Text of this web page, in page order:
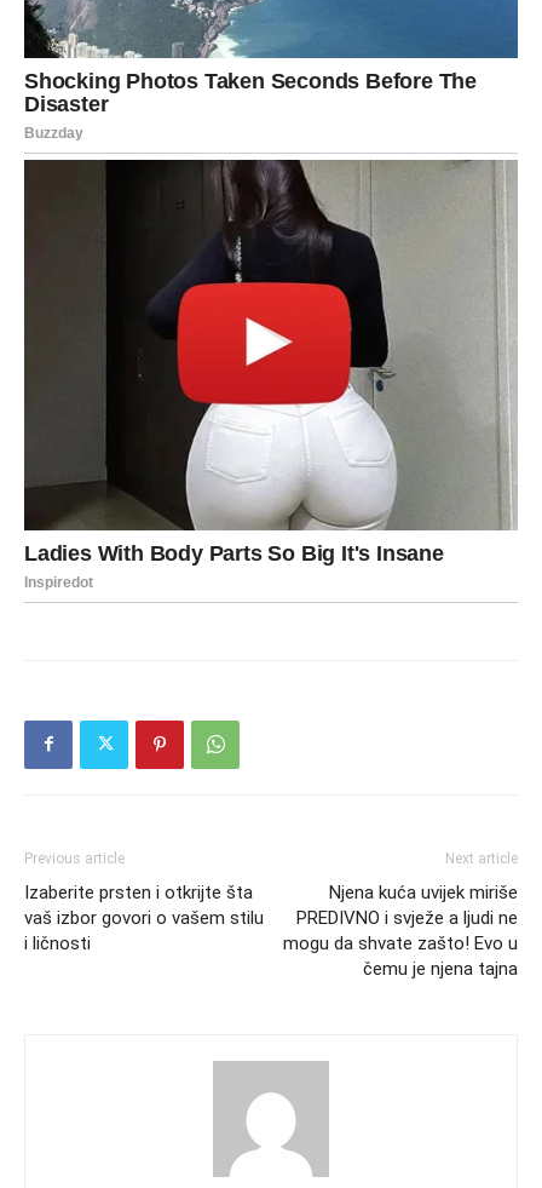
Previous article
Izaberite prsten i otkrijte šta
vaš izbor govori o vašem stilu
i ličnosti
Next article
Njena kuća uvijek miriše
PREDIVNO i svježe a ljudi ne
mogu da shvate zašto! Evo u
čemu je njena tajna